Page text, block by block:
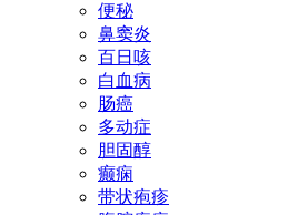
便秘
鼻窦炎
百日咳
白血病
肠癌
多动症
胆固醇
癫痫
带状疱疹